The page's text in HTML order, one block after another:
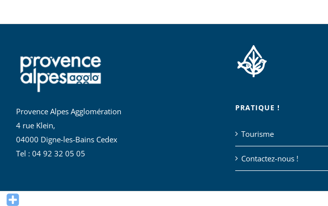
Provence Alpes Agglomération
4 rue Klein,
04000 Digne-les-Bains Cedex
Tel : 04 92 32 05 05
PRATIQUE !
Tourisme
Contactez-nous !